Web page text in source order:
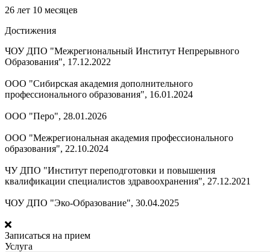
26 лет 10 месяцев
Достижения
ЧОУ ДПО "Межрегиональный Институт Непрерывного
Образования", 17.12.2022
ООО "Сибирская академия дополнительного
профессионального образования", 16.01.2024
ООО "Перо", 28.01.2026
ООО "Межрегиональная академия профессионального
образования", 22.10.2024
ЧУ ДПО "Институт переподготовки и повышения
квалификации специалистов здравоохранения", 27.12.2021
ЧОУ ДПО "Эко-Образование", 30.04.2025
Записаться на прием
Услуга